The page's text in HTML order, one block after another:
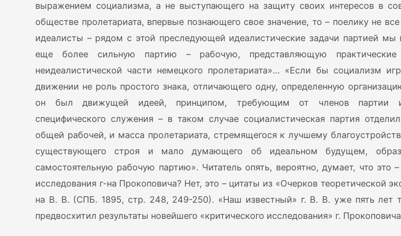
выражением социализма, а не выступающего на защиту своих интересов в
обществе пролетариата, впервые познающего свое значение, то – поелику не
идеалисты – рядом с этой преследующей идеалистические задачи партией мы
еще более сильную партию – рабочую, представляющую практические
неидеалистической части немецкого пролетариата»... «Если бы социализм
движении не роль простого знака, отличающего одну, определенную
он был движущей идеей, принципом, требующим от членов партии
специфического служения – в таком случае социалистическая партия
общей рабочей, и масса пролетариата, стремящегося к лучшему
существующего строя и мало думающего об идеальном будущем,
самостоятельную рабочую партию». Читатель опять, вероятно, думает, что это
исследования г-на Прокоповича? Нет, это – цитаты из «Очерков теоретической
на В. В. (СПБ. 1895, стр. 248, 249-250). «Наш известный» г. В. В. уже пять лет
предвосхитил результаты новейшего «критического исследования» г.